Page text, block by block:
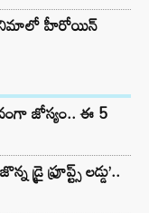
సినిమాలో హీరోయిన్
జోస్యం.. ఈ 5
ఫ్రూప్ట్స్ లడ్డు’..